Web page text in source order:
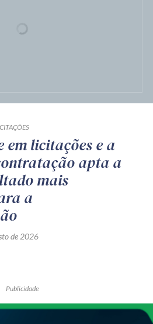
em licitações e a
apta a
mais
a
de 2026
Publicidade